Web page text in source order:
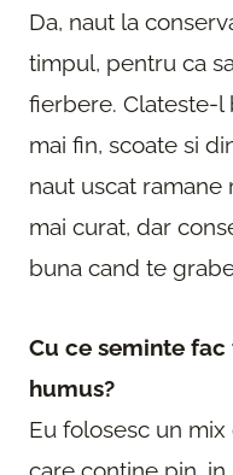
Da, naut la
timpul, pentru ca
fierbere. Clateste-l
mai fin, scoate si
naut uscat ramane
mai curat, dar
buna cand te
Cu ce seminte
humus?
Eu folosesc un